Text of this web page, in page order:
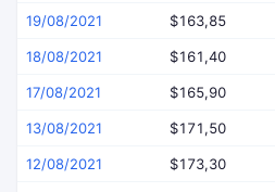
19/08/2021 $163,85
18/08/2021 $161,40
17/08/2021 $165,90
13/08/2021 $171,50
12/08/2021 $173,30